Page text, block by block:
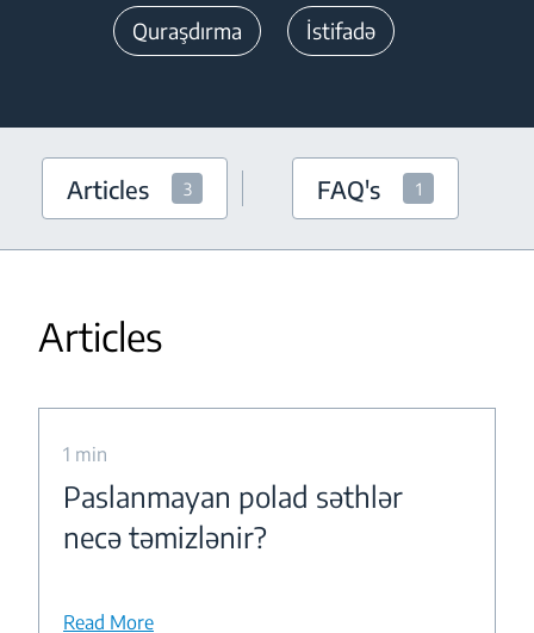
Quraşdırma İstifadə
Articles 3 FAQ's 1
Articles
1 min
Paslanmayan polad səthlər
necə təmizlənir?
Read More